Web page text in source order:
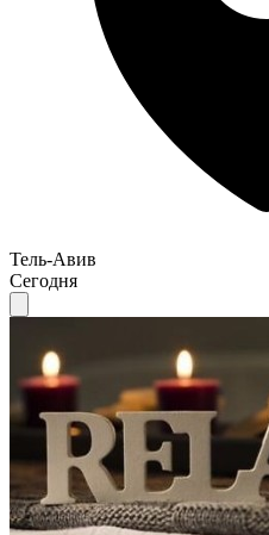
Тель-Авив
Сегодня